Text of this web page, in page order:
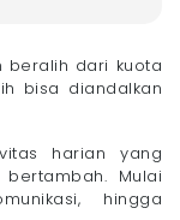
beralih dari kuota
bisa diandalkan
harian yang
Mulai
hingga